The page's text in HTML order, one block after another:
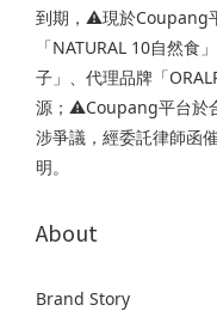
到期，⚠️現於Coupang
「NATURAL 10自然
子」、代理品牌「
源；⚠️Coupang平台於
涉爭議，經委託律師函
明。
About
Brand Story